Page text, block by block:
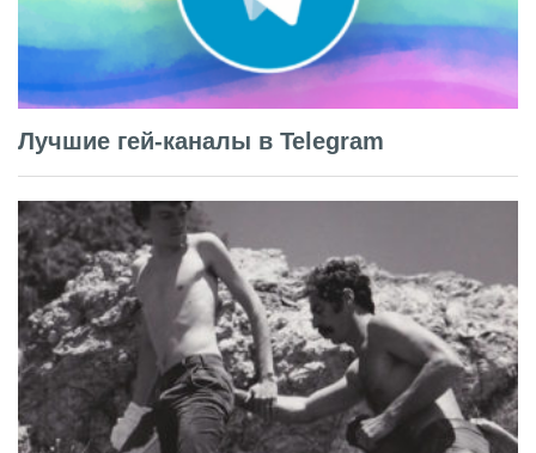
Лучшие гей-каналы в Telegram